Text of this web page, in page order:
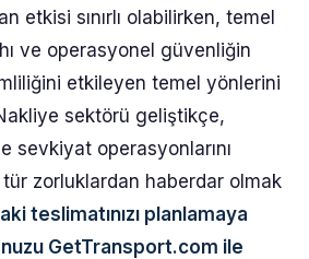
etkisi sınırlı olabilirken, temel
ve operasyonel güvenliğin
etkileyen temel yönlerini
sektörü geliştikçe,
sevkiyat operasyonlarını
zorluklardan haberdar olmak
teslimatınızı planlamaya
GetTransport.com ile